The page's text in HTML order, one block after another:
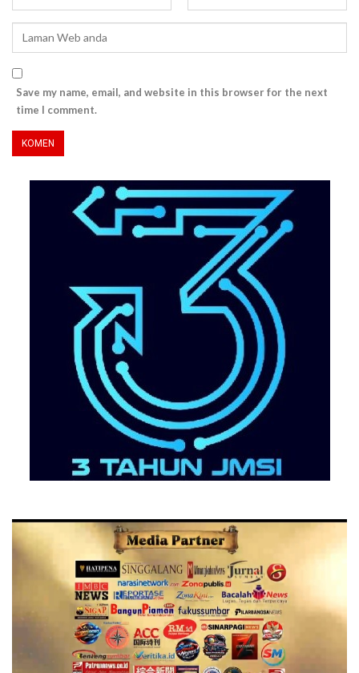
Save my name, email, and website in this browser for the next
time I comment.